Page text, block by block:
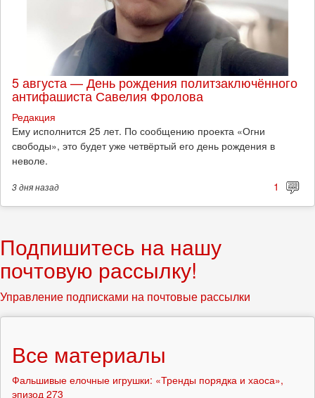
5 августа — День рождения политзаключённого
антифашиста Савелия Фролова
Редакция
Ему исполнится 25 лет. По сообщению проекта «Огни
свободы», это будет уже четвёртый его день рождения в
неволе.
3 дняназад 1
Подпишитесь на нашу
почтовую рассылку!
Управление подписками на почтовые рассылки
Все материалы
Фальшивые елочные игрушки: «Тренды порядка и хаоса»,
эпизод 273